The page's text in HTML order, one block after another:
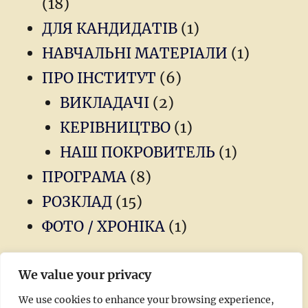
We value your privacy
We use cookies to enhance your browsing experience,
ДЛЯ КАНДИДАТІВ(1)
НАВЧАЛЬНІ МАТЕРІАЛИ (1)
ПРО ІНСТИТУТ (6)
ВИКЛАДАЧІ(2)
КЕРІВНИЦТВО(1)
НАШ ПОКРОВИТЕЛЬ (1)
ПРОГРАМА(8)
РОЗКЛАД(15)
ФОТО / ХРОНІКА(1)
Новини